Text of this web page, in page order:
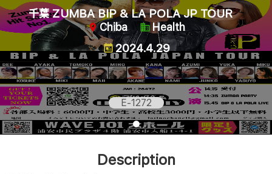
千葉 ZUMBA BIP & LA POLA JP TOUR
Chiba Health
2024.4.29
E-1272
Description